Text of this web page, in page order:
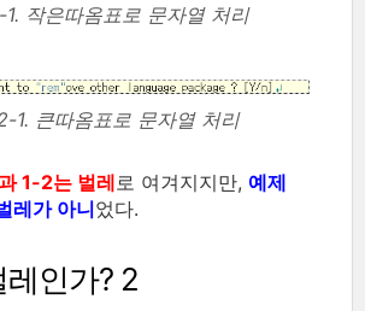
1. 작은따옴표로 문자열 처리
1. 큰따옴표로 문자열 처리
1-2는 벌레로 여겨지지만, 예제
레가 아니었다.
인가? 2